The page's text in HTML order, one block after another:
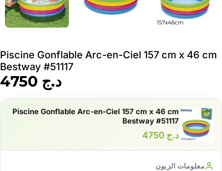
Piscine Gonflable Arc-en-Ciel 157 cm x 46 cm
Bestway #51117
د.ج
Piscine Gonflable Arc-en-Ciel 157 cm x 46 cm
Bestway #51117
د.ج
معلومات الزبون